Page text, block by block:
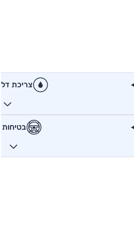
צריכת דלק
בטיחות